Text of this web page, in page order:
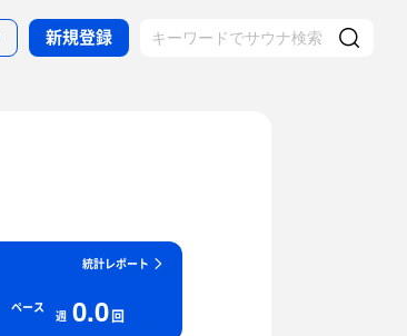
新規登録
統計レポート
ペース
週 0.0回